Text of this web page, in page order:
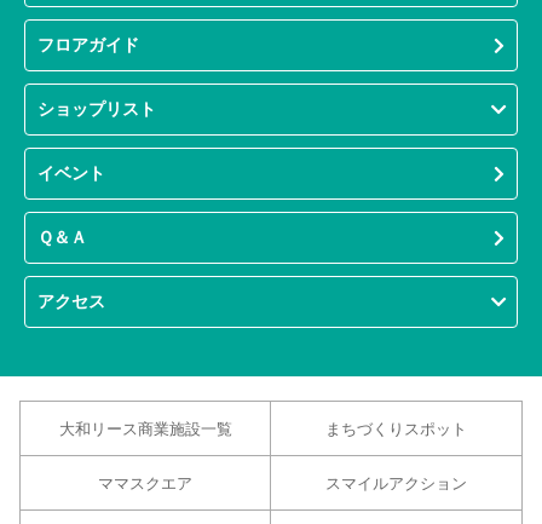
フロアガイド
ショップリスト
イベント
Ｑ＆Ａ
アクセス
大和リース商業施設一覧 まちづくりスポット
ママスクエア スマイルアクション